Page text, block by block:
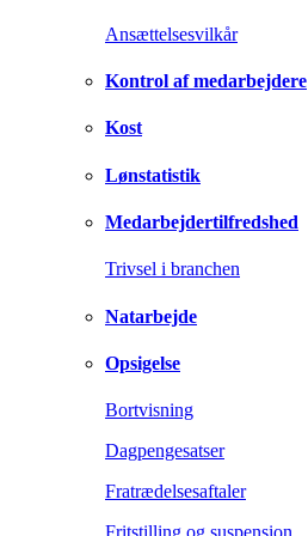
Ansættelsesvilkår
Kontrol af medarbejdere
Kost
Lønstatistik
Medarbejdertilfredshed
Trivsel i branchen
Natarbejde
Opsigelse
Bortvisning
Dagpengesatser
Fratrædelsesaftaler
Fritstilling og suspension